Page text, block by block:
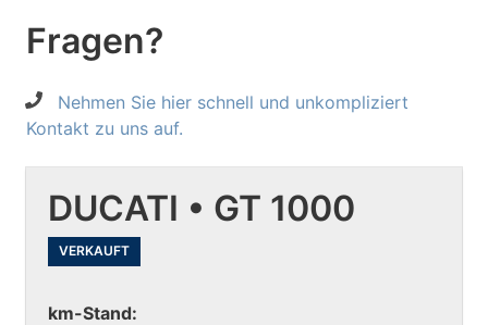
Fragen?
Nehmen Sie hier schnell und unkompliziert
Kontakt zu uns auf.
DUCATI • GT 1000
VERKAUFT
km-Stand: